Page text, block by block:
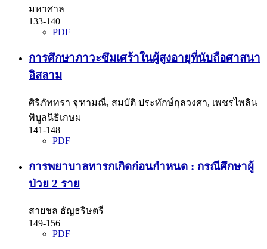
มหาศาล
133-140
PDF
การศึกษาภาวะซึมเศร้าในผู้สูงอายุที่นับถือศาสนา
อิสลาม
ศิริภัททรา จุฑามณี, สมบัติ ประทักษ์กุลวงศา, เพชรไพลิน
พิบูลนิธิเกษม
141-148
PDF
การพยาบาลทารกเกิดก่อนกำหนด : กรณีศึกษาผู้
ป่วย 2 ราย
สายชล ธัญธริษตรี
149-156
PDF